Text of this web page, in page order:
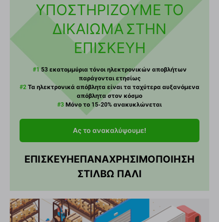
ΥΠΟΣΤΗΡΙΖΟΥΜΕ ΤΟ
ΔΙΚΑΙΩΜΑ ΣΤΗΝ
ΕΠΙΣΚΕΥΗ
#153 εκατομμύρια τόνοι ηλεκτρονικών αποβλήτων
παράγονται ετησίως
#2 Τα ηλεκτρονικά απόβλητα είναι τα ταχύτερα αυξανόμενα
απόβλητα στον κόσμο
#3 Μόνο το 15-20% ανακυκλώνεται
Ας το ανακαλύψουμε!
ΕΠΙΣΚΕΥΗΕΠΑΝΑΧΡΗΣΙΜΟΠΟΙΗΣΗ
ΣΤΙΛΒΩ ΠΑΛΙ